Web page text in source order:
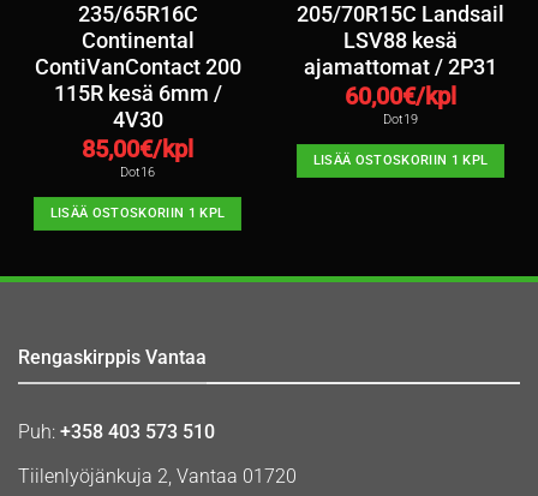
235/65R16C
Continental
ContiVanContact 200
115R kesä 6mm /
4V30
85,00€/kpl
Dot16
LISÄÄ OSTOSKORIIN 1 KPL
205/70R15C Landsail
LSV88 kesä
ajamattomat / 2P31
60,00€/kpl
Dot19
LISÄÄ OSTOSKORIIN 1 KPL
Rengaskirppis Vantaa
Puh: +358 403 573 510
Tiilenlyöjänkuja 2, Vantaa 01720